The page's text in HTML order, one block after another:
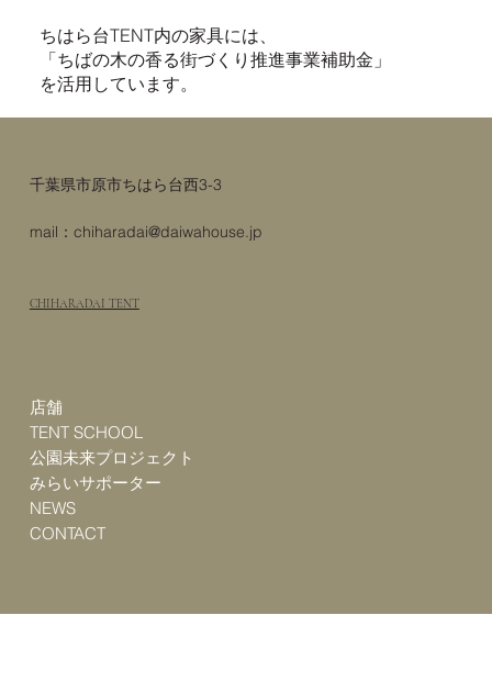
ちはら台TENT内の家具には、
「ちばの木の香る街づくり推進事業補助金」
を活用しています。
​千葉県市原市ちはら台西3-3
mail： chiharadai@daiwahouse.jp
CHIHARADAI TENT
店舗
TENT SCHOOL
公園未来プロジェクト
みらいサポーター
NEWS
CONTACT